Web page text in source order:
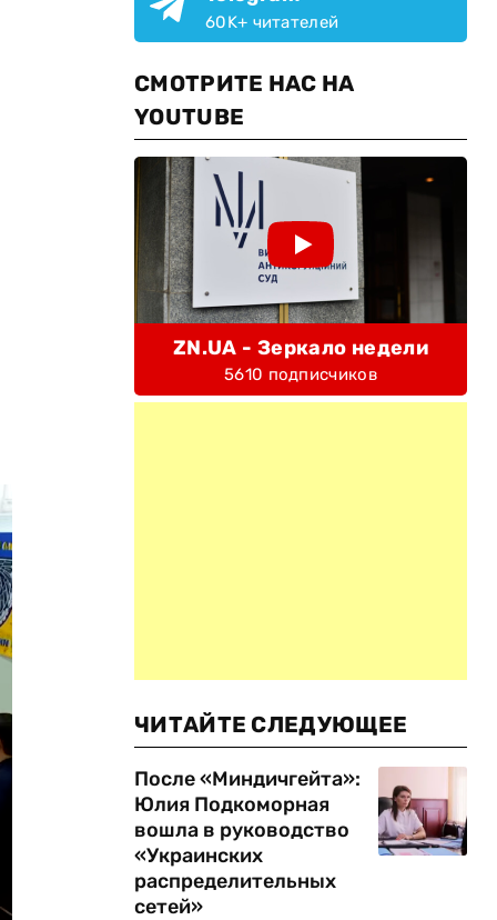
60K+ читателей
СМОТРИТЕ НАС НА
YOUTUBE
ZN.UA - Зеркало недели
5610 подписчиков
ЧИТАЙТЕ СЛЕДУЮЩЕЕ
После «Миндичгейта»:
Юлия Подкоморная
вошла в руководство
«Украинских
распределительных
сетей»